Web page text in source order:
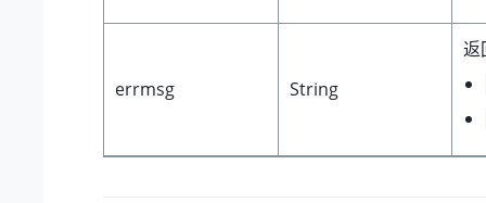
errmsg String
返